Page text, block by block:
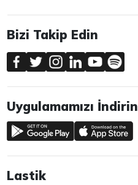
Bizi Takip Edin
Uygulamamızı İndirin
Lastik